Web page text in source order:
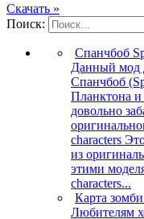
Скачать »
Поиск:
Спанчбоб
Данный мод
Спанчбоб
Планктона и
довольно
characters
из
этими
characters...
Карта
Любителям